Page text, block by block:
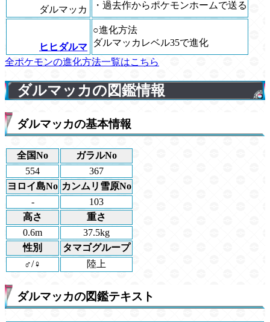
ダルマッカ
・過去作からポケモンホームで送る
ヒヒダルマ
○進化方法
ダルマッカレベル35で進化
全ポケモンの進化方法一覧はこちら
ダルマッカの図鑑情報
ダルマッカの基本情報
全国No
ガラルNo
554
367
ヨロイ島No カンムリ雪原No
-
103
高さ
重さ
0.6m
37.5kg
性別
タマゴグループ
♂/♀
陸上
ダルマッカの図鑑テキスト